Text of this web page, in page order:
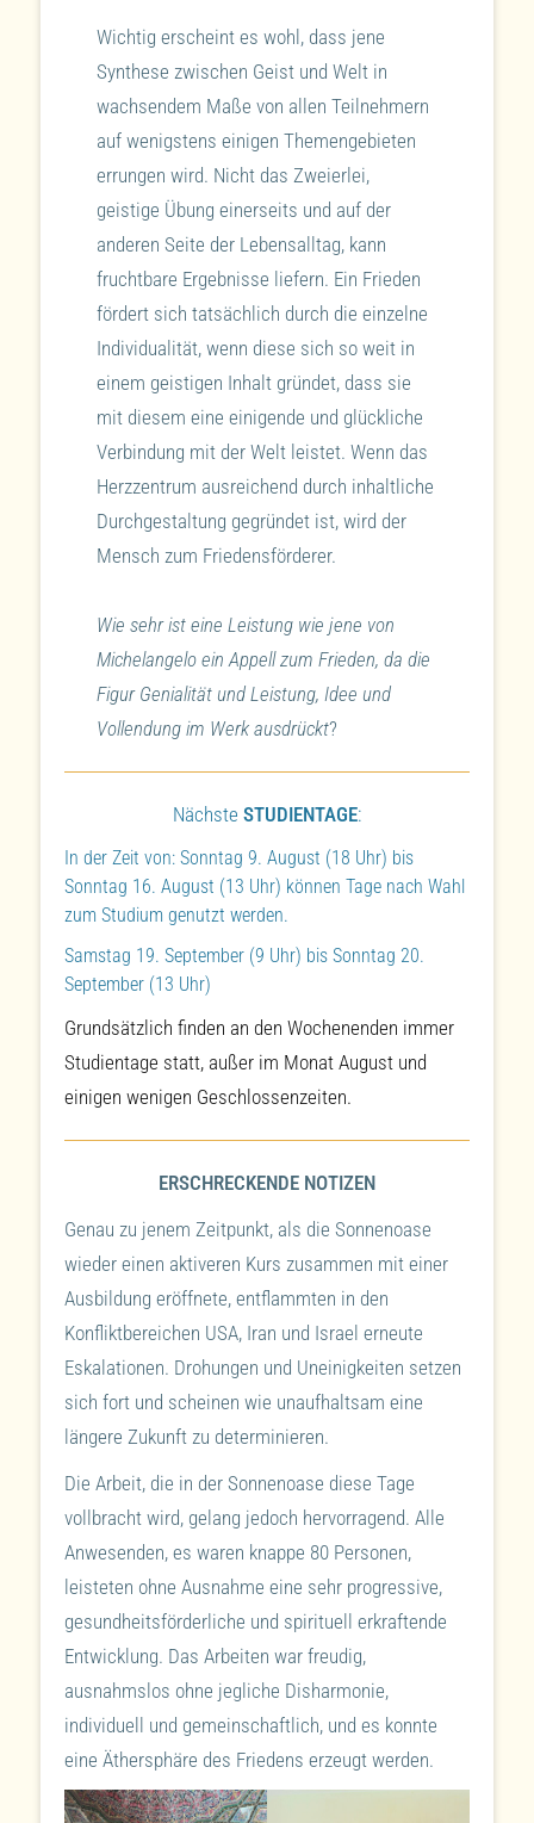
Wichtig erscheint es wohl, dass jene
Synthese zwischen Geist und Welt in
wachsendem Maße von allen Teilnehmern
auf wenigstens einigen Themengebieten
errungen wird. Nicht das Zweierlei,
geistige Übung einerseits und auf der
anderen Seite der Lebensalltag, kann
fruchtbare Ergebnisse liefern. Ein Frieden
fördert sich tatsächlich durch die einzelne
Individualität, wenn diese sich so weit in
einem geistigen Inhalt gründet, dass sie
mit diesem eine einigende und glückliche
Verbindung mit der Welt leistet. Wenn das
Herzzentrum ausreichend durch inhaltliche
Durchgestaltung gegründet ist, wird der
Mensch zum Friedensförderer.
Wie sehr ist eine Leistung wie jene von
Michelangelo ein Appell zum Frieden, da die
Figur Genialität und Leistung, Idee und
Vollendung im Werk ausdrückt?
Nächste STUDIENTAGE:
In der Zeit von: Sonntag 9. August (18 Uhr) bis
Sonntag 16. August (13 Uhr) können Tage nach Wahl
zum Studium genutzt werden.
Samstag 19. September (9 Uhr) bis Sonntag 20.
September (13 Uhr)
Grundsätzlich finden an den Wochenenden immer
Studientage statt, außer im Monat August und
einigen wenigen Geschlossenzeiten.
ERSCHRECKENDE NOTIZEN
Genau zu jenem Zeitpunkt, als die Sonnenoase
wieder einen aktiveren Kurs zusammen mit einer
Ausbildung eröffnete, entflammten in den
Konfliktbereichen USA, Iran und Israel erneute
Eskalationen. Drohungen und Uneinigkeiten setzen
sich fort und scheinen wie unaufhaltsam eine
längere Zukunft zu determinieren.
Die Arbeit, die in der Sonnenoase diese Tage
vollbracht wird, gelang jedoch hervorragend. Alle
Anwesenden, es waren knappe 80 Personen,
leisteten ohne Ausnahme eine sehr progressive,
gesundheitsförderliche und spirituell erkraftende
Entwicklung. Das Arbeiten war freudig,
ausnahmslos ohne jegliche Disharmonie,
individuell und gemeinschaftlich, und es konnte
eine Äthersphäre des Friedens erzeugt werden.